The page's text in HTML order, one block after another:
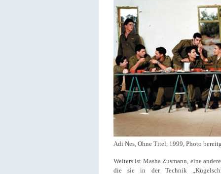
Adi Nes, Ohne Titel, 1999, Photo
Weiters ist Masha Zusmann, eine
die sie in der Technik